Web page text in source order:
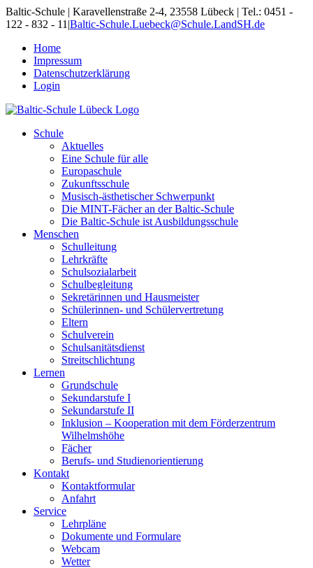
Skip
to
Baltic-Schule | Karavellenstraße 2-4, 23558 Lübeck | Tel.: 0451 -
122 - 832 - 11 |Baltic-Schule.Luebeck@Schule.LandSH.de
Home
Impressum
Datenschutzerklärung
Login
Schule
Aktuelles
Eine Schule für alle
Europaschule
Zukunftsschule
Musisch-ästhetischer Schwerpunkt
Die MINT-Fächer an der Baltic-Schule
Die Baltic-Schule ist Ausbildungsschule
Menschen
Schulleitung
Lehrkräfte
Schulsozialarbeit
Schulbegleitung
Sekretärinnen und Hausmeister
Schülerinnen- und Schülervertretung
Eltern
Schulverein
Schulsanitätsdienst
Streitschlichtung
Lernen
Grundschule
Sekundarstufe I
Sekundarstufe II
Inklusion – Kooperation mit dem Förderzentrum
Wilhelmshöhe
Fächer
Berufs- und Studienorientierung
Kontakt
Kontaktformular
Anfahrt
Service
Lehrpläne
Dokumente und Formulare
Webcam
Wetter